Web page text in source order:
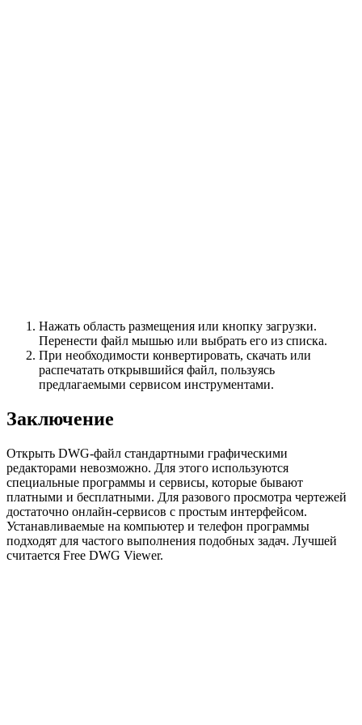
Нажать область размещения или кнопку загрузки.
Перенести файл мышью или выбрать его из списка.
При необходимости конвертировать, скачать или
распечатать открывшийся файл, пользуясь
предлагаемыми сервисом инструментами.
Заключение
Открыть DWG-файл стандартными графическими
редакторами невозможно. Для этого используются
специальные программы и сервисы, которые бывают
платными и бесплатными. Для разового просмотра чертежей
достаточно онлайн-сервисов с простым интерфейсом.
Устанавливаемые на компьютер и телефон программы
подходят для частого выполнения подобных задач. Лучшей
считается Free DWG Viewer.